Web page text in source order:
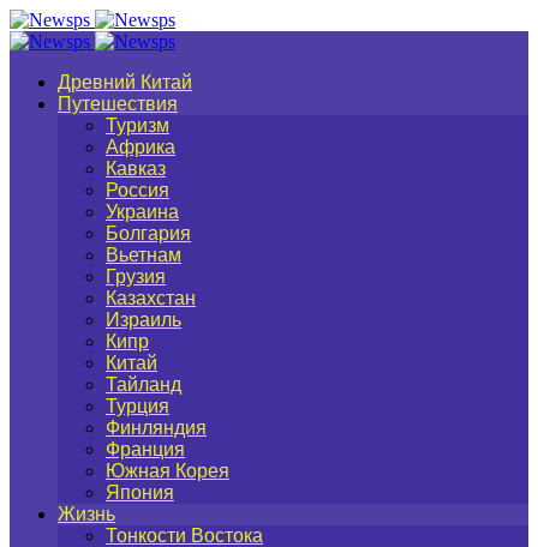
Древний Китай
Путешествия
Туризм
Африка
Кавказ
Россия
Украина
Болгария
Вьетнам
Грузия
Казахстан
Израиль
Кипр
Китай
Тайланд
Турция
Финляндия
Франция
Южная Корея
Япония
Жизнь
Тонкости Востока